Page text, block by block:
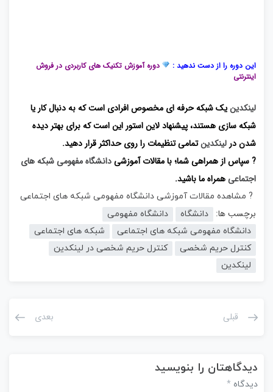
این دوره را از دست ندهید :
دوره آموزش تکنیک های کاربردی در فروش
اینترنتی
لینکدینیک شبکه حرفه ای مخصوص افرادی است که به دنبال کار یا
شبکه سازی هستند، پیشنهاد لاین استور این است که برای بهتر دیده
شدن در لینکدینتمامی تنظیمات را روی حداکثر قرار دهید.
? سپاس از همراهی شما؛ با مقالات آموزشیدانشگاه مفهومی شبکه های
اجتماعیهمراه ما باشید.
? مشاهده مقالات آموزشی دانشگاه مفهومی شبکه های اجتماعی
برچسب ها: دانشگاه
دانشگاه مفهومی
دانشگاه مفهومی شبکه های اجتماعی
شبکه های اجتماعی
کنترل حریم شخصی
کنترل حریم شخصی در لینکدین
لینکدین
قبلی بعدی
دیدگاهتان را بنویسید
دیدگاه *